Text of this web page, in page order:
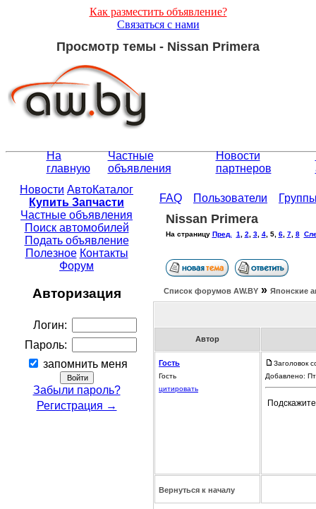
Как разместить объявление?
Связаться с нами
Просмотр темы - Nissan Primera
На
главную
Частные
объявления
Новости
партнеров
Новости АвтоКаталог
Купить Запчасти
Частные объявления
Поиск автомобилей
Подать объявление
Полезное Контакты
Форум
Авторизация
Логин:
Пароль:
запомнить меня
Забыли пароль?
Регистрация →
FAQ Пользователи
Nissan Primera
На страницу Пред. 1 2 3, 4, 5, 6, 7, 8
Список форумов АW.BY » Японские
Автор
Гость
Гость
цитировать
Заголовок
Добавлено:
Вернуться к началу